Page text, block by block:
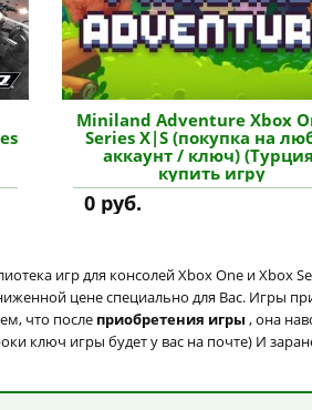
Miniland Adventure Xbox
Series X|S (покупка на
аккаунт / ключ)
купить игру
0 руб.
игр для консолей Xbox One и Xbox
цене специально для Вас. Игры
что после приобретения игры , она
ключ игры будет у вас на почте) И